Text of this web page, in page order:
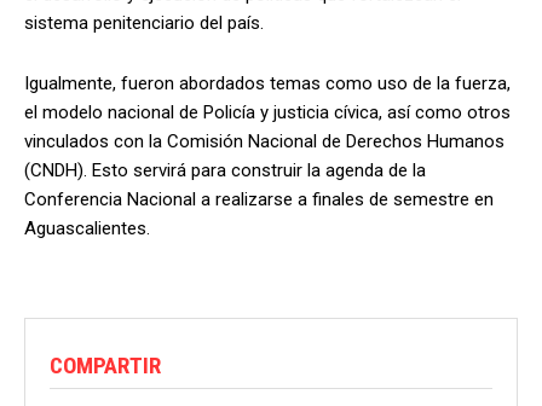
sistema penitenciario del país.
Igualmente, fueron abordados temas como uso de la fuerza,
el modelo nacional de Policía y justicia cívica, así como otros
vinculados con la Comisión Nacional de Derechos Humanos
(CNDH). Esto servirá para construir la agenda de la
Conferencia Nacional a realizarse a finales de semestre en
Aguascalientes.
COMPARTIR